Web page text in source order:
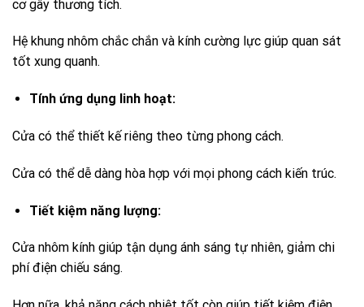
cơ gây thương tích.
Hệ khung nhôm chắc chắn và kính cường lực giúp quan sát
tốt xung quanh.
Tính ứng dụng linh hoạt:
Cửa có thể thiết kế riêng theo từng phong cách.
Cửa có thể dễ dàng hòa hợp với mọi phong cách kiến trúc.
Tiết kiệm năng lượng:
Cửa nhôm kính giúp tận dụng ánh sáng tự nhiên, giảm chi
phí điện chiếu sáng.